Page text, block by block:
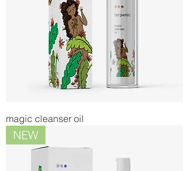
magic cleanser oil
NEW